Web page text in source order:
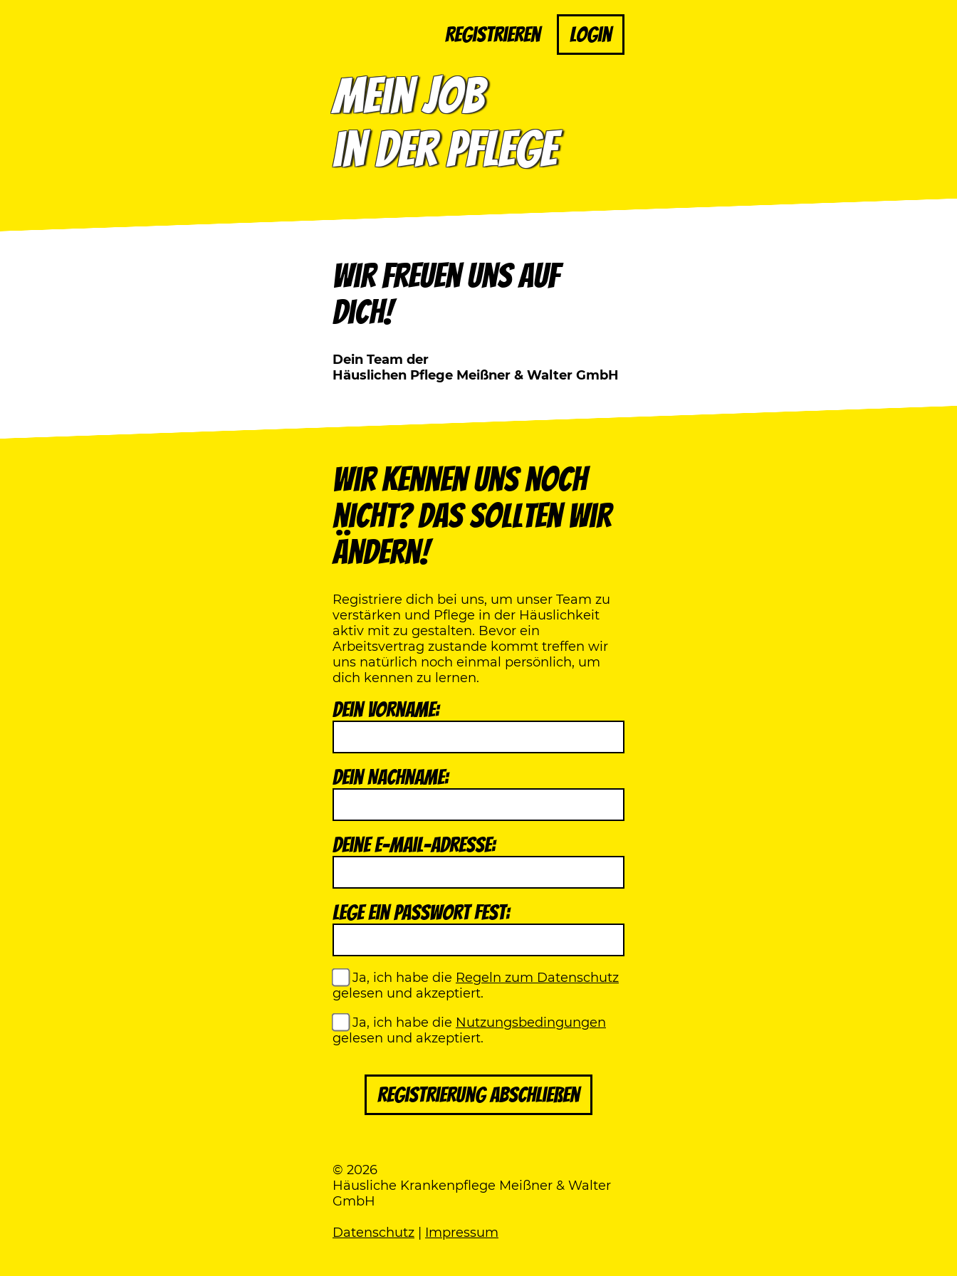
Registrieren Login
Mein Job
in der Pflege
Wir freuen uns auf
dich!
Dein Team der
Häuslichen Pflege Meißner & Walter GmbH
Wir kennen uns noch
nicht? Das sollten wir
ändern!
Registriere dich bei uns, um unser Team zu
verstärken und Pflege in der Häuslichkeit
aktiv mit zu gestalten. Bevor ein
Arbeitsvertrag zustande kommt treffen wir
uns natürlich noch einmal persönlich, um
dich kennen zu lernen.
Dein Vorname:
Dein Nachname:
Deine E-Mail-Adresse:
Lege ein passwort fest:
Ja, ich habe die Regeln zum Datenschutz
gelesen und akzeptiert.
Ja, ich habe die Nutzungsbedingungen
gelesen und akzeptiert.
Registrierung abschließen
© 2026
Häusliche Krankenpflege Meißner & Walter
GmbH
Datenschutz
Impressum